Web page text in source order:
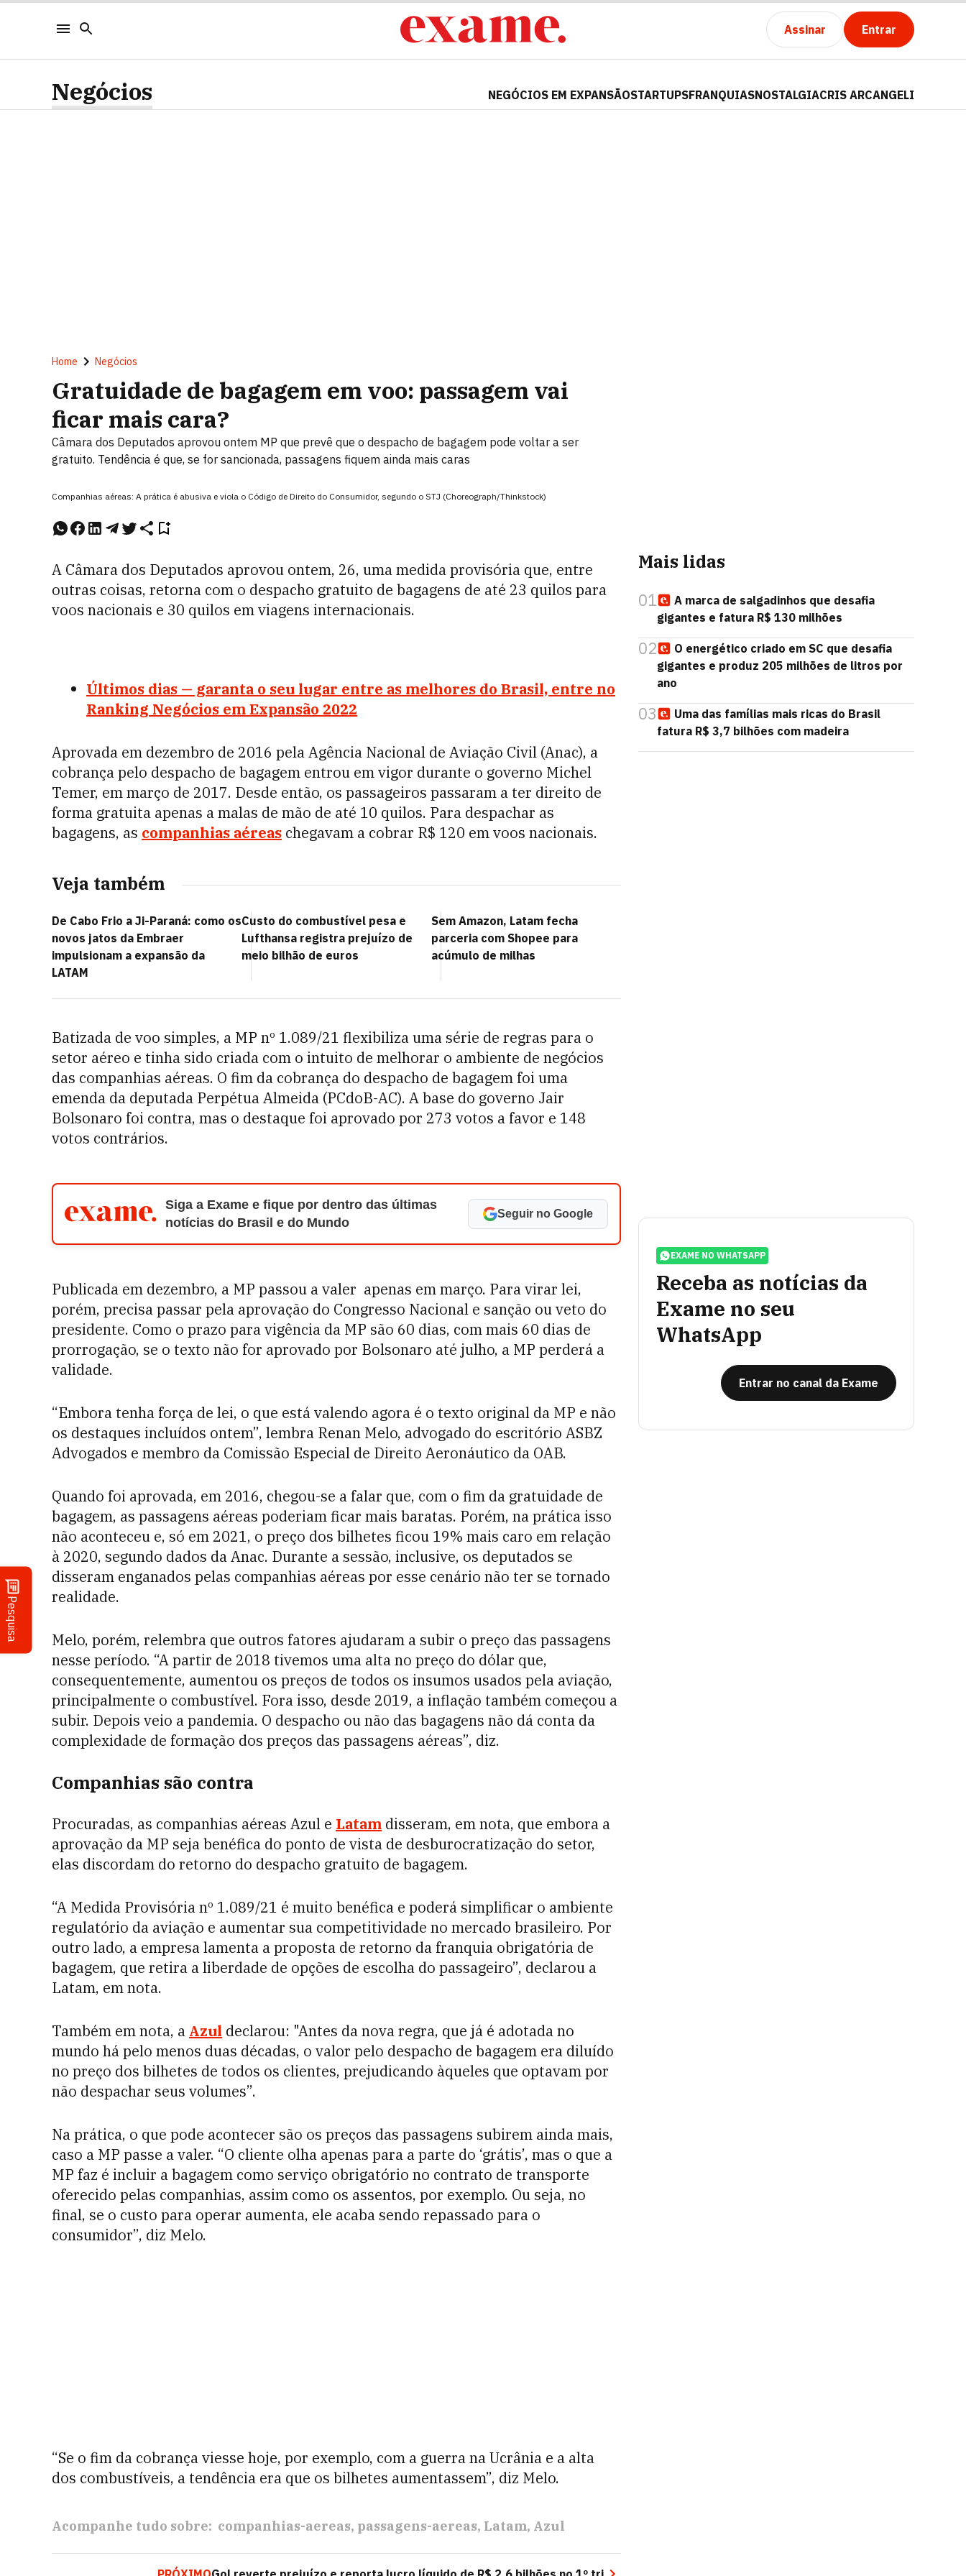
Assinar Entrar
Pesquisa
Negócios NEGÓCIOS EM EXPANSÃOSTARTUPSFRANQUIASNOSTALGIACRIS ARCANGELI
Home Negócios
Gratuidade de bagagem em voo: passagem vai
ficar mais cara?
Câmara dos Deputados aprovou ontem MP que prevê que o despacho de bagagem pode voltar a ser
gratuito. Tendência é que, se for sancionada, passagens fiquem ainda mais caras
Companhias aéreas: A prática é abusiva e viola o Código de Direito do Consumidor, segundo o STJ (Choreograph/Thinkstock)
A Câmara dos Deputados aprovou ontem, 26, uma medida provisória que, entre
outras coisas, retorna com o despacho gratuito de bagagens de até 23 quilos para
voos nacionais e 30 quilos em viagens internacionais.
Últimos dias — garanta o seu lugar entre as melhores do Brasil, entre no
Ranking Negócios em Expansão 2022
Aprovada em dezembro de 2016 pela Agência Nacional de Aviação Civil (Anac), a
cobrança pelo despacho de bagagem entrou em vigor durante o governo Michel
Temer, em março de 2017. Desde então, os passageiros passaram a ter direito de
forma gratuita apenas a malas de mão de até 10 quilos. Para despachar as
bagagens, as companhias aéreas chegavam a cobrar R$ 120 em voos nacionais.
Veja também
De Cabo Frio a Ji-Paraná: como os
novos jatos da Embraer
impulsionam a expansão da
LATAM
Custo do combustível pesa e
Lufthansa registra prejuízo de
meio bilhão de euros
Sem Amazon, Latam fecha
parceria com Shopee para
acúmulo de milhas
Batizada de voo simples, a MP nº 1.089/21 flexibiliza uma série de regras para o
setor aéreo e tinha sido criada com o intuito de melhorar o ambiente de negócios
das companhias aéreas. O fim da cobrança do despacho de bagagem foi uma
emenda da deputada Perpétua Almeida (PCdoB-AC). A base do governo Jair
Bolsonaro foi contra, mas o destaque foi aprovado por 273 votos a favor e 148
votos contrários.
Siga a Exame e fique por dentro das últimas
notícias do Brasil e do Mundo
Seguir no Google
Publicada em dezembro, a MP passou a valer apenas em março. Para virar lei,
porém, precisa passar pela aprovação do Congresso Nacional e sanção ou veto do
presidente. Como o prazo para vigência da MP são 60 dias, com mais 60 dias de
prorrogação, se o texto não for aprovado por Bolsonaro até julho, a MP perderá a
validade.
“Embora tenha força de lei, o que está valendo agora é o texto original da MP e não
os destaques incluídos ontem”, lembra Renan Melo, advogado do escritório ASBZ
Advogados e membro da Comissão Especial de Direito Aeronáutico da OAB.
Quando foi aprovada, em 2016, chegou-se a falar que, com o fim da gratuidade de
bagagem, as passagens aéreas poderiam ficar mais baratas. Porém, na prática isso
não aconteceu e, só em 2021, o preço dos bilhetes ficou 19% mais caro em relação
à 2020, segundo dados da Anac. Durante a sessão, inclusive, os deputados se
disseram enganados pelas companhias aéreas por esse cenário não ter se tornado
realidade.
Melo, porém, relembra que outros fatores ajudaram a subir o preço das passagens
nesse período. “A partir de 2018 tivemos uma alta no preço do dólar que,
consequentemente, aumentou os preços de todos os insumos usados pela aviação,
principalmente o combustível. Fora isso, desde 2019, a inflação também começou a
subir. Depois veio a pandemia. O despacho ou não das bagagens não dá conta da
complexidade de formação dos preços das passagens aéreas”, diz.
Companhias são contra
Procuradas, as companhias aéreas Azul e Latam disseram, em nota, que embora a
aprovação da MP seja benéfica do ponto de vista de desburocratização do setor,
elas discordam do retorno do despacho gratuito de bagagem.
“A Medida Provisória nº 1.089/21 é muito benéfica e poderá simplificar o ambiente
regulatório da aviação e aumentar sua competitividade no mercado brasileiro. Por
outro lado, a empresa lamenta a proposta de retorno da franquia obrigatória de
bagagem, que retira a liberdade de opções de escolha do passageiro”, declarou a
Latam, em nota.
Também em nota, a Azul declarou: "Antes da nova regra, que já é adotada no
mundo há pelo menos duas décadas, o valor pelo despacho de bagagem era diluído
no preço dos bilhetes de todos os clientes, prejudicando àqueles que optavam por
não despachar seus volumes”.
Na prática, o que pode acontecer são os preços das passagens subirem ainda mais,
caso a MP passe a valer. “O cliente olha apenas para a parte do ‘grátis’, mas o que a
MP faz é incluir a bagagem como serviço obrigatório no contrato de transporte
oferecido pelas companhias, assim como os assentos, por exemplo. Ou seja, no
final, se o custo para operar aumenta, ele acaba sendo repassado para o
consumidor”, diz Melo.
“Se o fim da cobrança viesse hoje, por exemplo, com a guerra na Ucrânia e a alta
dos combustíveis, a tendência era que os bilhetes aumentassem”, diz Melo.
Acompanhe tudo sobre: companhias-aereas passagens-aereas Latam Azul
Mais lidas
01
A marca de salgadinhos que desafia
gigantes e fatura R$ 130 milhões
02
O energético criado em SC que desafia
gigantes e produz 205 milhões de litros por
ano
03
Uma das famílias mais ricas do Brasil
fatura R$ 3,7 bilhões com madeira
EXAME NO WHATSAPP
Receba as notícias da
Exame no seu
WhatsApp
Entrar no canal da Exame